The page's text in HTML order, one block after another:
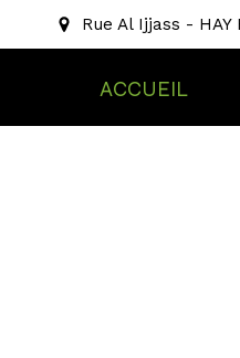
Rue Al Ijjass - HAY
ACCUEIL